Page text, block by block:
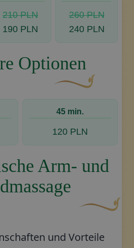
210 PLN
190 PLN
260 PLN
240 PLN
Optionen
45 min.
120 PLN
Arm- und
und Vorteile